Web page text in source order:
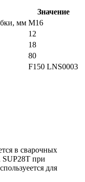
Значение
мм М16
12
18
80
F150 LNS0003
в сварочных
SUP28T при
для